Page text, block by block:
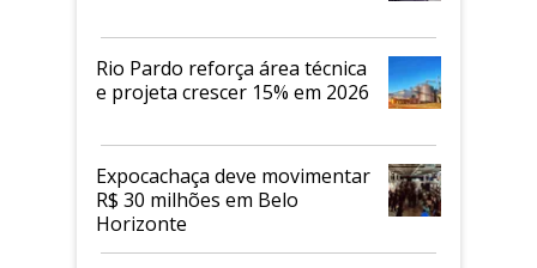
Rio Pardo reforça área técnica
e projeta crescer 15% em 2026
Expocachaça deve movimentar
R$ 30 milhões em Belo
Horizonte